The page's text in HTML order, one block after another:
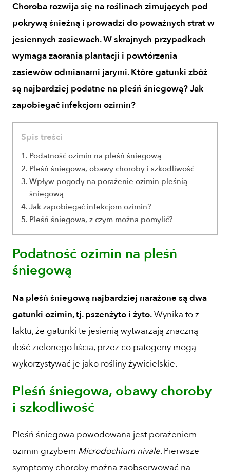
Choroba rozwija się na roślinach zimujących pod
pokrywą śnieżną i prowadzi do poważnych strat w
jesiennych zasiewach. W skrajnych przypadkach
wymaga zaorania plantacji i powtórzenia
zasiewów odmianami jarymi. Które gatunki zbóż
są najbardziej podatne na pleśń śniegową? Jak
zapobiegać infekcjom ozimin?
Spis treści
Podatność ozimin na pleśń śniegową
Pleśń śniegowa, obawy choroby i szkodliwość
Wpływ pogody na porażenie ozimin pleśnią
śniegową
Jak zapobiegać infekcjom ozimin?
Pleśń śniegowa, z czym można pomylić?
Podatność ozimin na pleśń
śniegową
Na pleśń śniegową najbardziej narażone są dwa
gatunki ozimin, tj. pszenżyto i żyto.Wynika to z
faktu, że gatunki te jesienią wytwarzają znaczną
ilość zielonego liścia, przez co patogeny mogą
wykorzystywać je jako rośliny żywicielskie.
Pleśń śniegowa, obawy choroby
i szkodliwość
Pleśń śniegowa powodowana jest porażeniem
ozimin grzybem Microdochium nivale. Pierwsze
symptomy choroby można zaobserwować na